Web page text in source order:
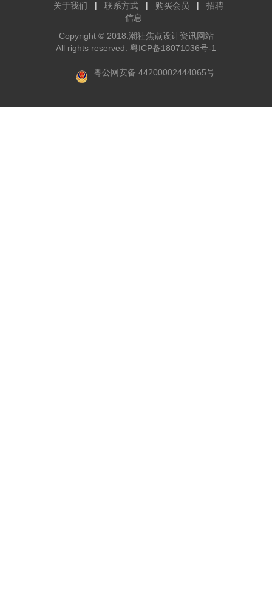
关于我们 | 联系方式 | 购买会员 |
招聘
信息
Copyright © 2018.潮社焦点设计资讯网站
All rights reserved. 粤ICP备18071036号-1
粤公网安备 44200002444065号